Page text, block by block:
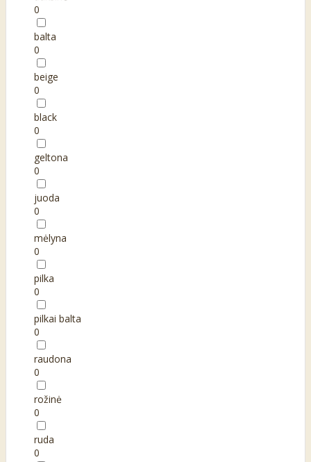
0
balta
0
beige
0
black
0
geltona
0
juoda
0
mėlyna
0
pilka
0
pilkai balta
0
raudona
0
rožinė
0
ruda
0